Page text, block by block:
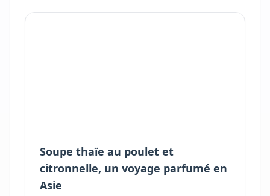
Soupe thaïe au poulet et
citronnelle, un voyage parfumé en
Asie